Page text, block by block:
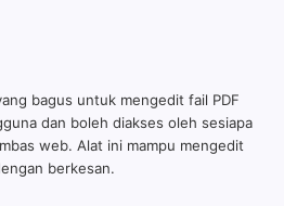
bagus untuk mengedit fail PDF
dan boleh diakses oleh sesiapa
web. Alat ini mampu mengedit
berkesan.